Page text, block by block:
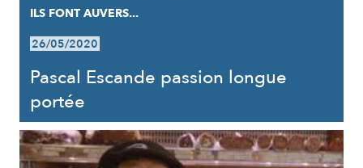
ILS FONT AUVERS...
26/05/2020
Pascal Escande passion longue
portée